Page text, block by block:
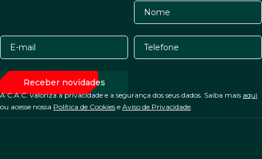
A C.A.C. valoriza a privacidade e a segurança dos seus dados. Saiba mais aqui
ou acesse nossa Política de Cookies e Aviso de Privacidade.